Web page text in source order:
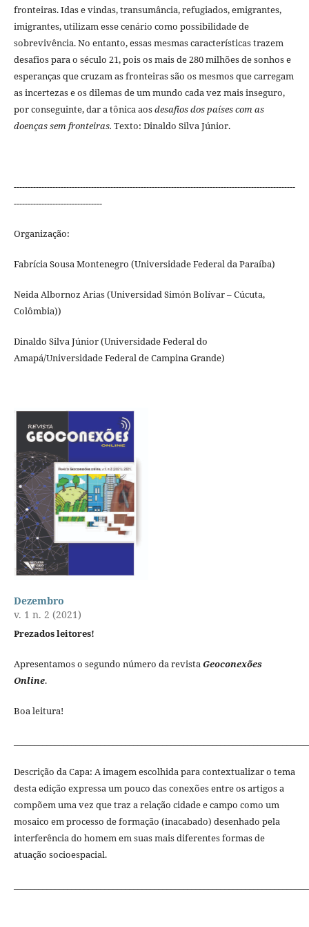
fronteiras. Idas e vindas, transumância, refugiados, emigrantes,
imigrantes, utilizam esse cenário como possibilidade de
sobrevivência. No entanto, essas mesmas características trazem
desafios para o século 21, pois os mais de 280 milhões de sonhos e
esperanças que cruzam as fronteiras são os mesmos que carregam
as incertezas e os dilemas de um mundo cada vez mais inseguro,
por conseguinte, dar a tônica aosdesafios dos países com as
doenças sem fronteiras. Texto: Dinaldo Silva Júnior.
------------------------------------------------------------------------------------------------------
--------------------------------
Organização:
Fabrícia Sousa Montenegro (Universidade Federal da Paraíba)
Neida Albornoz Arias (Universidad Simón Bolívar – Cúcuta,
Colômbia))
Dinaldo Silva Júnior (Universidade Federal do
Amapá/Universidade Federal de Campina Grande)
Dezembro
v. 1 n. 2 (2021)
Prezados leitores!
Apresentamos o segundo número da revistaGeoconexões
Online.
Boa leitura!
Descrição da Capa: A imagem escolhida para contextualizar o tema
desta edição expressa um pouco das conexões entre os artigos a
compõem uma vez que traz a relação cidade e campo como um
mosaico em processo de formação (inacabado) desenhado pela
interferência do homem em suas mais diferentes formas de
atuação socioespacial.